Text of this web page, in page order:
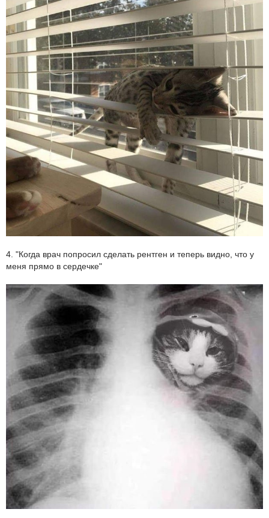
4. "Когда врач попросил сделать рентген и теперь видно, что у
меня прямо в сердечке"